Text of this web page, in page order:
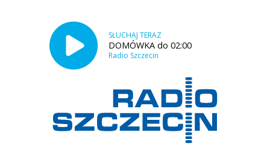
SŁUCHAJ TERAZ
DOMÓWKA do 02:00
Radio Szczecin